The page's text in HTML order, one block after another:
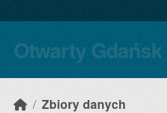
Otwarty Gdańsk
Zbiory danych